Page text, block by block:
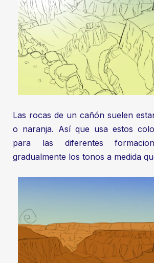
Las rocas de un cañón suelen
o naranja. Así que usa estos
para las diferentes
gradualmente los tonos a medida